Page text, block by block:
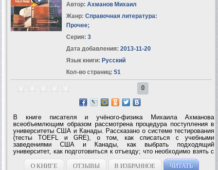
Автор: Ахманов Михаил
Жанр: Справочная литература:
Прочее;
Серия: 3
Дата добавления: 2013-11-20
Язык книги: Русский
Кол-во страниц: 51
0
В книге писателя и учёного-физика Михаила Ахманова
всеобъемлющим образом рассмотрена процедура поступления в
университеты США и Канады. Рассказано о системе тестирования
(тесты TOEFL и GRE), о том, как списаться с учебными
заведениями США и Канады, как выбрать подходящий
университет, как подготовиться к отъезду; что необходимо взять с
собой и что желательно знать и уметь (компьютер, вождение
автомобиля, операции с банковскими счетами и...
О КНИГЕ ОТЗЫВЫ В ИЗБРАННОЕ ЧИТАТЬ